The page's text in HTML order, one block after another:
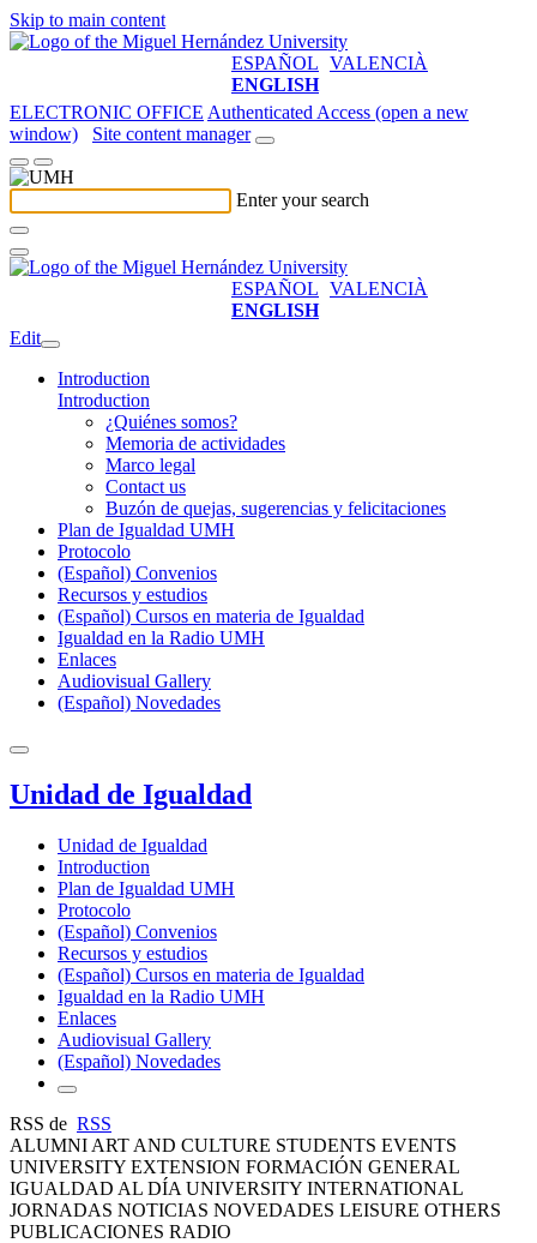
Skip to main content
ESPAÑOL VALENCIÀ
ENGLISH
ELECTRONIC OFFICE Authenticated Access (open a new
window)
Site content manager
Enter your search
ESPAÑOL VALENCIÀ
ENGLISH
Edit
Introduction
Introduction
¿Quiénes somos?
Memoria de actividades
Marco legal
Contact us
Buzón de quejas, sugerencias y felicitaciones
Plan de Igualdad UMH
Protocolo
(Español) Convenios
Recursos y estudios
(Español) Cursos en materia de Igualdad
Igualdad en la Radio UMH
Enlaces
Audiovisual Gallery
(Español) Novedades
Unidad de Igualdad
Unidad de Igualdad
Introduction
Plan de Igualdad UMH
Protocolo
(Español) Convenios
Recursos y estudios
(Español) Cursos en materia de Igualdad
Igualdad en la Radio UMH
Enlaces
Audiovisual Gallery
(Español) Novedades
RSS de RSS
ALUMNI ART AND CULTURE STUDENTS EVENTS
UNIVERSITY EXTENSION FORMACIÓN GENERAL
IGUALDAD AL DÍA UNIVERSITY INTERNATIONAL
JORNADAS NOTICIAS NOVEDADES LEISURE OTHERS
PUBLICACIONES RADIO